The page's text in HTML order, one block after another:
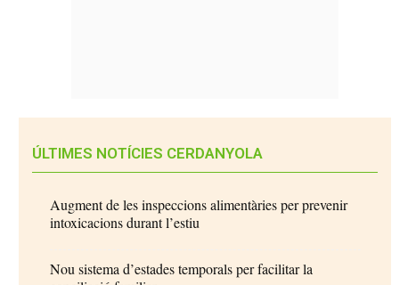
ÚLTIMES NOTÍCIES CERDANYOLA
Augment de les inspeccions alimentàries per prevenir
intoxicacions durant l’estiu
Nou sistema d’estades temporals per facilitar la